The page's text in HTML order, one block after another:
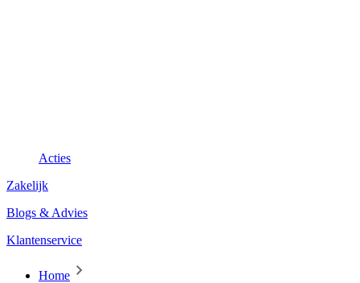
Acties
Zakelijk
Blogs & Advies
Klantenservice
Home